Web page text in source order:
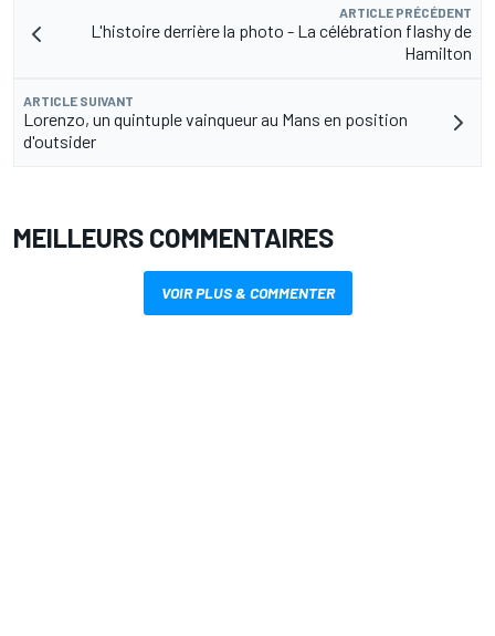
ARTICLE PRÉCÉDENT
L'histoire derrière la photo - La célébration flashy de
Hamilton
ARTICLE SUIVANT
Lorenzo, un quintuple vainqueur au Mans en position
d'outsider
MEILLEURS COMMENTAIRES
VOIR PLUS & COMMENTER